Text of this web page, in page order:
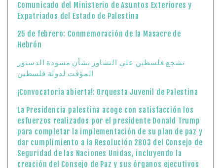
Comunicado del Ministerio de Asuntos Exteriores y
Expatriados del Estado de Palestina
25 de febrero: Conmemoración de la Masacre de
Hebrón
تشجع فلسطين على التشاور بشأن مسودة الدستور
المؤقت لدولة فلسطين
¡Convocatoria abierta!: Orquesta Juvenil de Palestina
La Presidencia palestina acoge con satisfacción los
esfuerzos realizados por el presidente Donald Trump
para completar la implementación de su plan de paz y
dar cumplimiento a la Resolución 2803 del Consejo de
Seguridad de las Naciones Unidas, incluyendo la
creación del Consejo de Paz y sus órganos ejecutivos